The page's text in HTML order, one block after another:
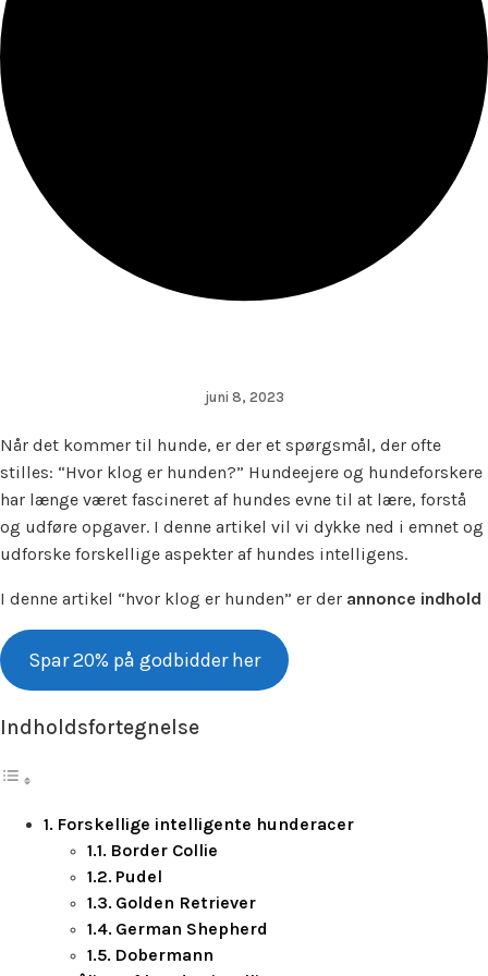
juni 8, 2023
Når det kommer til hunde, er der et spørgsmål, der ofte
stilles: “Hvor klog er hunden?” Hundeejere og hundeforskere
har længe været fascineret af hundes evne til at lære, forstå
og udføre opgaver. I denne artikel vil vi dykke ned i emnet og
udforske forskellige aspekter af hundes intelligens.
I denne artikel “hvor klog er hunden” er der annonce indhold
Spar 20% på godbidder her
Indholdsfortegnelse
Forskellige intelligente hunderacer
Border Collie
Pudel
Golden Retriever
German Shepherd
Dobermann